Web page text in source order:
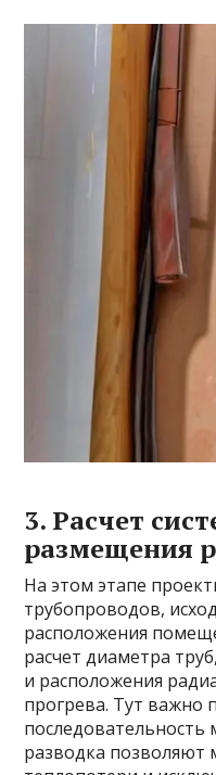
3. Расчет
размещения
На этом этапе
трубопроводов,
расположения
расчет диаметра
и расположения
прогрева. Тут важно
разводка позволяют